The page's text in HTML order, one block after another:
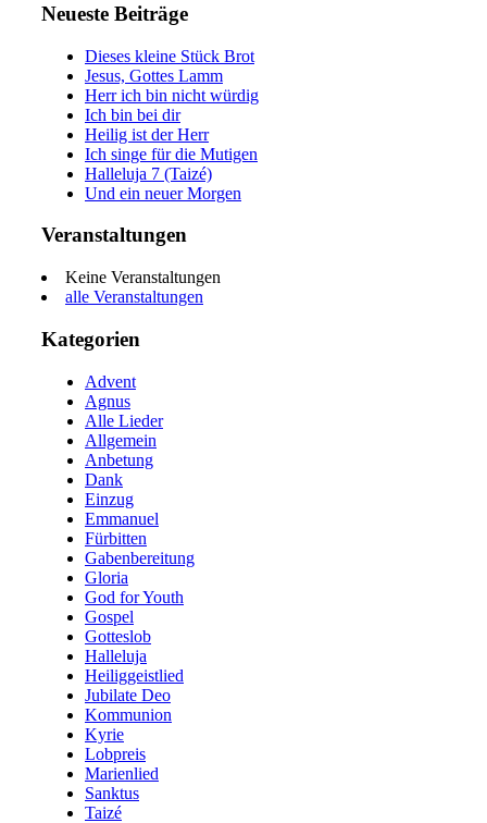
Neueste Beiträge
Dieses kleine Stück Brot
Jesus, Gottes Lamm
Herr ich bin nicht würdig
Ich bin bei dir
Heilig ist der Herr
Ich singe für die Mutigen
Halleluja 7 (Taizé)
Und ein neuer Morgen
Veranstaltungen
Keine Veranstaltungen
alle Veranstaltungen
Kategorien
Advent
Agnus
Alle Lieder
Allgemein
Anbetung
Dank
Einzug
Emmanuel
Fürbitten
Gabenbereitung
Gloria
God for Youth
Gospel
Gotteslob
Halleluja
Heiliggeistlied
Jubilate Deo
Kommunion
Kyrie
Lobpreis
Marienlied
Sanktus
Taizé